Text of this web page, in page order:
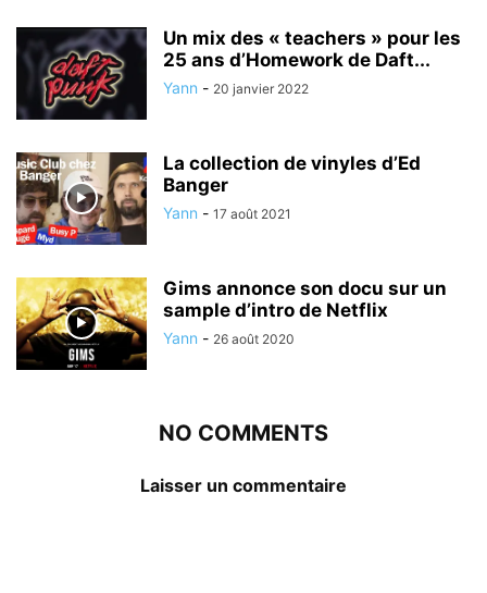
Un mix des « teachers » pour les
25 ans d’Homework de Daft...
Yann - 20 janvier 2022
La collection de vinyles d’Ed
Banger
Yann - 17 août 2021
Gims annonce son docu sur un
sample d’intro de Netflix
Yann - 26 août 2020
NO COMMENTS
Laisser un commentaire